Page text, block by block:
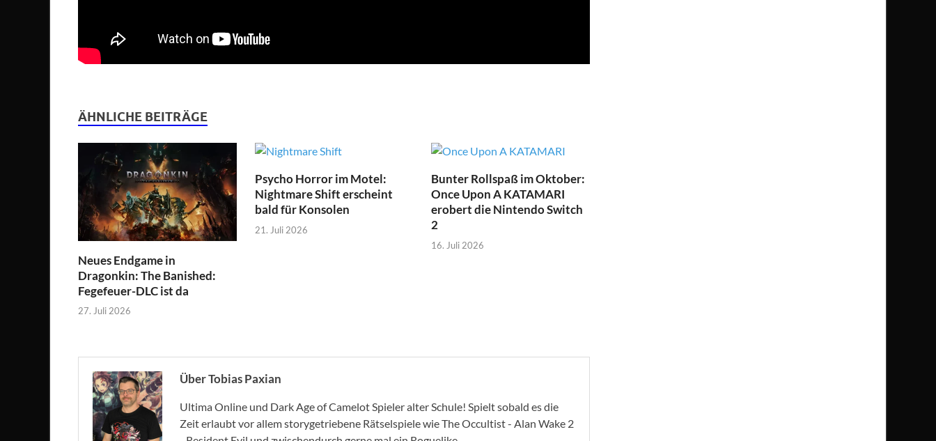
ÄHNLICHE BEITRÄGE
Neues Endgame in
Dragonkin: The Banished:
Fegefeuer-DLC ist da
27. Juli 2026
Psycho Horror im Motel:
Nightmare Shift erscheint
bald für Konsolen
21. Juli 2026
Bunter Rollspaß im Oktober:
Once Upon A KATAMARI
erobert die Nintendo Switch
2
16. Juli 2026
Über Tobias Paxian
Ultima Online und Dark Age of Camelot Spieler alter Schule! Spielt sobald es die
Zeit erlaubt vor allem storygetriebene Rätselspiele wie The Occultist - Alan Wake 2